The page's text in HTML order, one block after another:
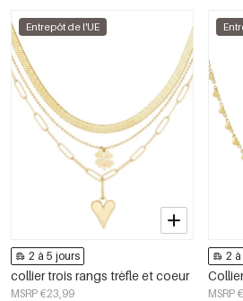
Entrepôt de l'UE
2 à 5 jours
collier trois rangs trèfle et coeur
MSRP €23,99
2
MSRP